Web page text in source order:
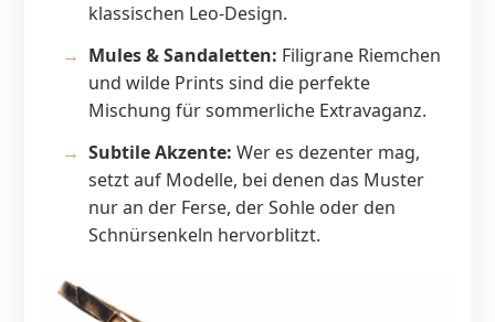
klassischen Leo-Design.
Mules & Sandaletten: Filigrane Riemchen
und wilde Prints sind die perfekte
Mischung für sommerliche Extravaganz.
Subtile Akzente: Wer es dezenter mag,
setzt auf Modelle, bei denen das Muster
nur an der Ferse, der Sohle oder den
Schnürsenkeln hervorblitzt.